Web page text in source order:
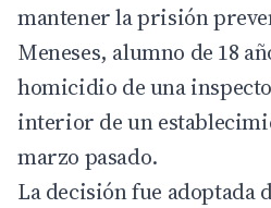
mantener la prisión
Meneses, alumno de 18
homicidio de una
interior de un
marzo pasado.
La decisión fue adoptada